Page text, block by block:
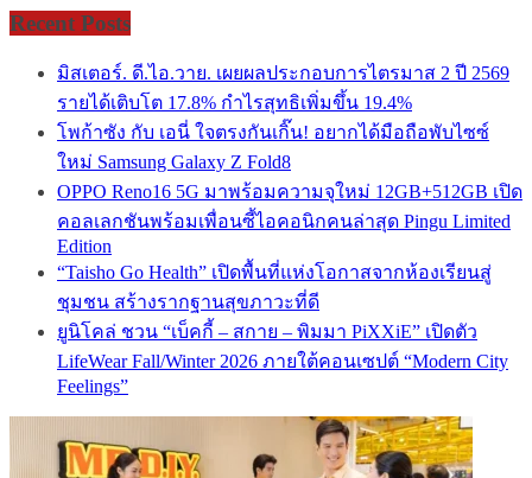
Recent Posts
มิสเตอร์. ดี.ไอ.วาย. เผยผลประกอบการไตรมาส 2 ปี 2569
รายได้เติบโต 17.8% กำไรสุทธิเพิ่มขึ้น 19.4%
โพก้าซัง กับ เอนี่ ใจตรงกันเกิ๊น! อยากได้มือถือพับไซซ์
ใหม่ Samsung Galaxy Z Fold8
OPPO Reno16 5G มาพร้อมความจุใหม่ 12GB+512GB เปิด
คอลเลกชันพร้อมเพื่อนซี้ไอคอนิกคนล่าสุด Pingu Limited
Edition
“Taisho Go Health” เปิดพื้นที่แห่งโอกาสจากห้องเรียนสู่
ชุมชน สร้างรากฐานสุขภาวะที่ดี
ยูนิโคล่ ชวน “เบ็คกี้ – สกาย – พิมมา PiXXiE” เปิดตัว
LifeWear Fall/Winter 2026 ภายใต้คอนเซปต์ “Modern City
Feelings”